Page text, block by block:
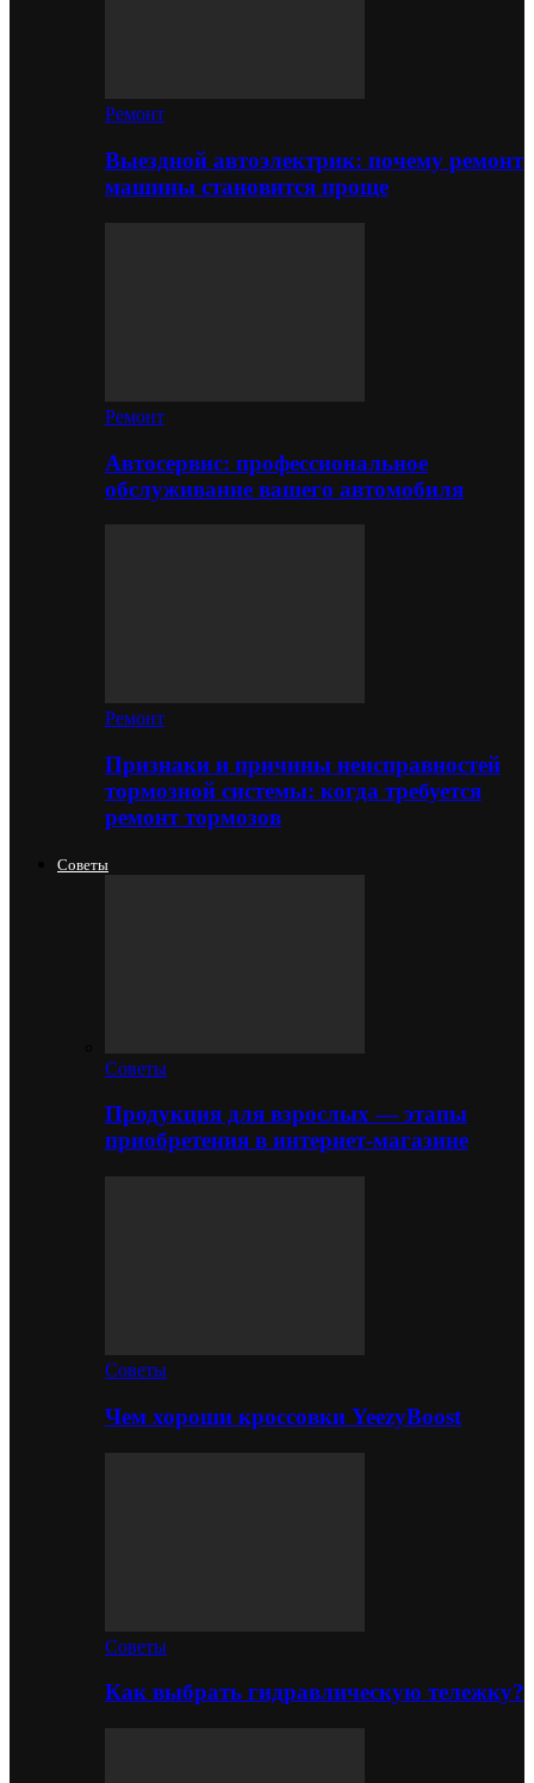
Ремонт
Выездной автоэлектрик: почему ремонт
машины становится проще
Ремонт
Автосервис: профессиональное
обслуживание вашего автомобиля
Ремонт
Признаки и причины неисправностей
тормозной системы: когда требуется
ремонт тормозов
Советы
Советы
Продукция для взрослых — этапы
приобретения в интернет-магазине
Советы
Чем хороши кроссовки YeezyBoost
Советы
Как выбрать гидравлическую тележку?